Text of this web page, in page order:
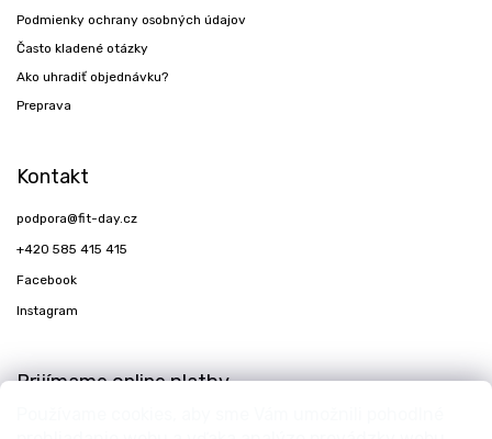
Podmienky ochrany osobných údajov
Často kladené otázky
Ako uhradiť objednávku?
Preprava
Kontakt
podpora@fit-day.cz
+420 585 415 415
Facebook
Instagram
Prijímame online platby